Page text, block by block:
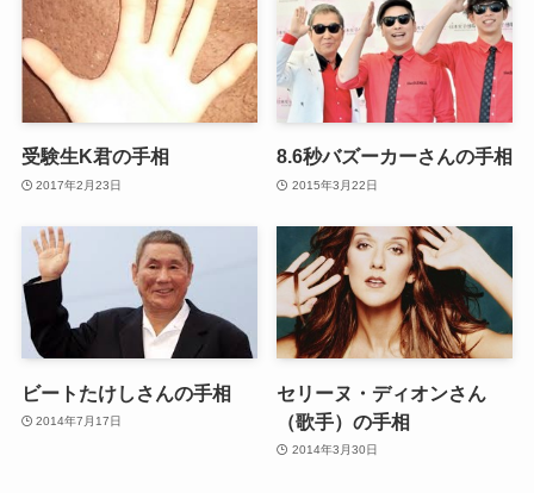
受験生K君の手相
2017年2月23日
8.6秒バズーカーさんの手相
2015年3月22日
ビートたけしさんの手相
2014年7月17日
セリーヌ・ディオンさん
（歌手）の手相
2014年3月30日